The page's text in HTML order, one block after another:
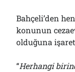
Bahçeli’den
konunun
olduğuna
“Herhangi